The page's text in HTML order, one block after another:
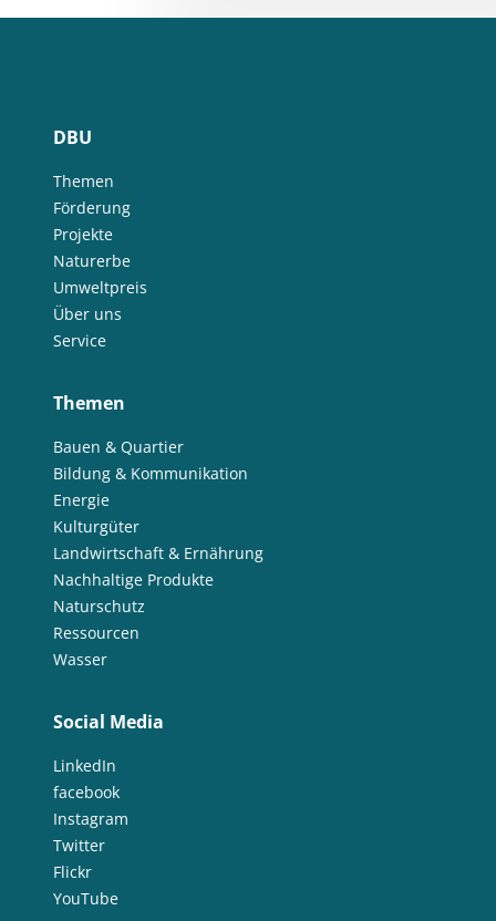
DBU
Themen
Förderung
Projekte
Naturerbe
Umweltpreis
Über uns
Service
Themen
Bauen & Quartier
Bildung & Kommunikation
Energie
Kulturgüter
Landwirtschaft & Ernährung
Nachhaltige Produkte
Naturschutz
Ressourcen
Wasser
Social Media
LinkedIn
facebook
Instagram
Twitter
Flickr
YouTube